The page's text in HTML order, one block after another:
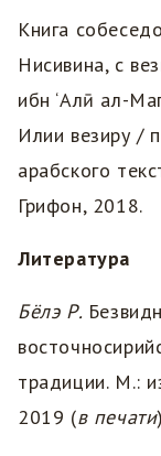
Книга
Нисивина, c
ибн ‘Алӣ ал-
Илии везиру /
арабского
Грифон, 2018.
Литература
Бёлэ Р.
традиции. М.:
2019 (в печати